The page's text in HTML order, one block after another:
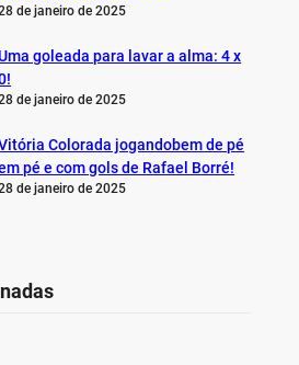
de janeiro de 2025
goleada para lavar a alma: 4 x
de janeiro de 2025
Colorada jogandobem de pé
pé e com gols de Rafael Borré!
de janeiro de 2025